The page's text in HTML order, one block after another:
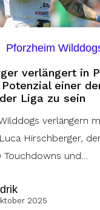
Pforzheim
verlängert in
einer
Liga zu sein
verlängern
Hirschberger,
Touchdowns und…
2025